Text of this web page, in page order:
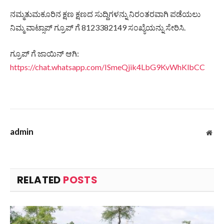
ನಮ್ಮತುಮಕೂರಿನ ಕ್ಷಣ ಕ್ಷಣದ ಸುದ್ದಿಗಳನ್ನು ನಿರಂತರವಾಗಿ ಪಡೆಯಲು
ನಿಮ್ಮ ವಾಟ್ಸಾಪ್ ಗ್ರೂಪ್ ಗೆ 8123382149 ಸಂಖ್ಯೆಯನ್ನು ಸೇರಿಸಿ.
ಗ್ರೂಪ್ ಗೆ ಜಾಯಿನ್ ಆಗಿ:
https://chat.whatsapp.com/ISmeQjik4LbG9KvWhKlbCC
admin
RELATED POSTS